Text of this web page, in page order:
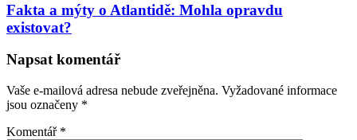
Fakta a mýty o Atlantidě: Mohla opravdu
existovat?
Napsat komentář
Vaše e-mailová adresa nebude zveřejněna. Vyžadované informace
jsou označeny *
Komentář *